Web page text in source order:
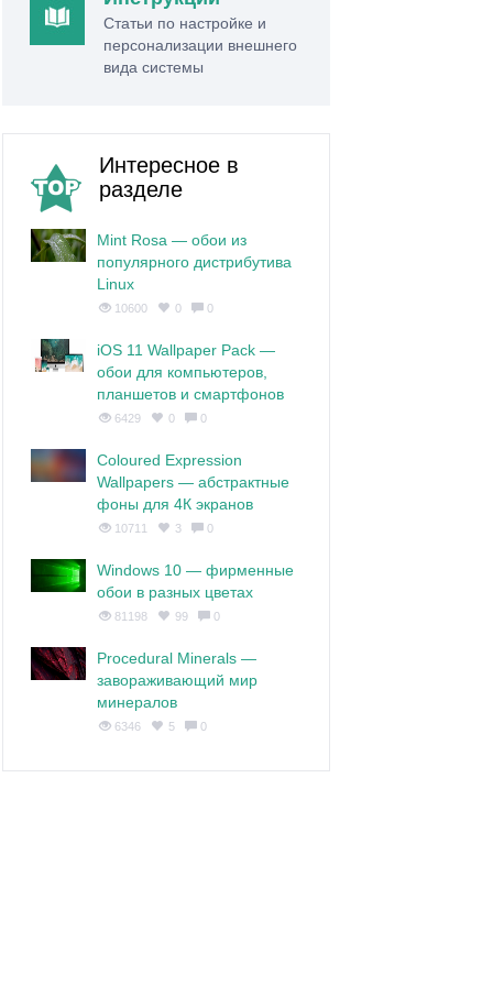
Статьи по настройке и
персонализации внешнего
вида системы
Интересное в
разделе
Mint Rosa — обои из
популярного дистрибутива
Linux
10600 0 0
iOS 11 Wallpaper Pack —
обои для компьютеров,
планшетов и смартфонов
6429 0 0
Coloured Expression
Wallpapers — абстрактные
фоны для 4К экранов
10711 3 0
Windows 10 — фирменные
обои в разных цветах
81198 99 0
Procedural Minerals —
завораживающий мир
минералов
6346 5 0